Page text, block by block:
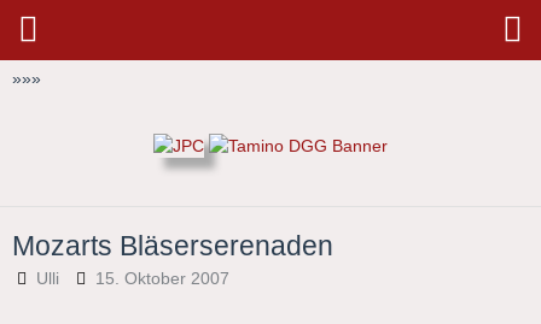
»»»
Mozarts Bläserserenaden
Ulli 15. Oktober 2007